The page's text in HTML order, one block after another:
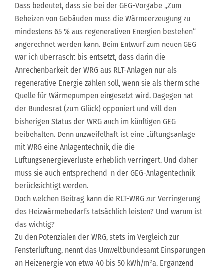
Dass bedeutet, dass sie bei der GEG-Vorgabe „Zum
Beheizen von Gebäuden muss die Wärmeerzeugung zu
mindestens 65 % aus regenerativen Energien bestehen“
angerechnet werden kann. Beim Entwurf zum neuen GEG
war ich überrascht bis entsetzt, dass darin die
Anrechenbarkeit der WRG aus RLT-Anlagen nur als
regenerative Energie zählen soll, wenn sie als thermische
Quelle für Wärmepumpen eingesetzt wird. Dagegen hat
der Bundesrat (zum Glück) opponiert und will den
bisherigen Status der WRG auch im künftigen GEG
beibehalten. Denn unzweifelhaft ist eine Lüftungsanlage
mit WRG eine Anlagentechnik, die die
Lüftungsenergieverluste erheblich verringert. Und daher
muss sie auch entsprechend in der GEG-Anlagentechnik
berücksichtigt werden.
Doch welchen Beitrag kann die RLT-WRG zur Verringerung
des Heizwärmebedarfs tatsächlich leisten? Und warum ist
das wichtig?
Zu den Potenzialen der WRG, stets im Vergleich zur
Fensterlüftung, nennt das Umweltbundesamt Einsparungen
an Heizenergie von etwa 40 bis 50 kWh/m²a. Ergänzend